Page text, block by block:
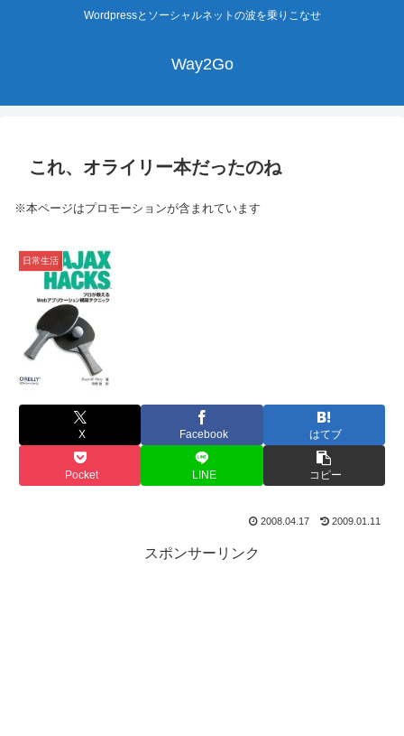
Wordpressとソーシャルネットの波を乗りこなせ
Way2Go
これ、オライリー本だったのね
※本ページはプロモーションが含まれています
日常生活
X Facebook はてブ
Pocket LINE コピー
2008.04.17 2009.01.11
スポンサーリンク